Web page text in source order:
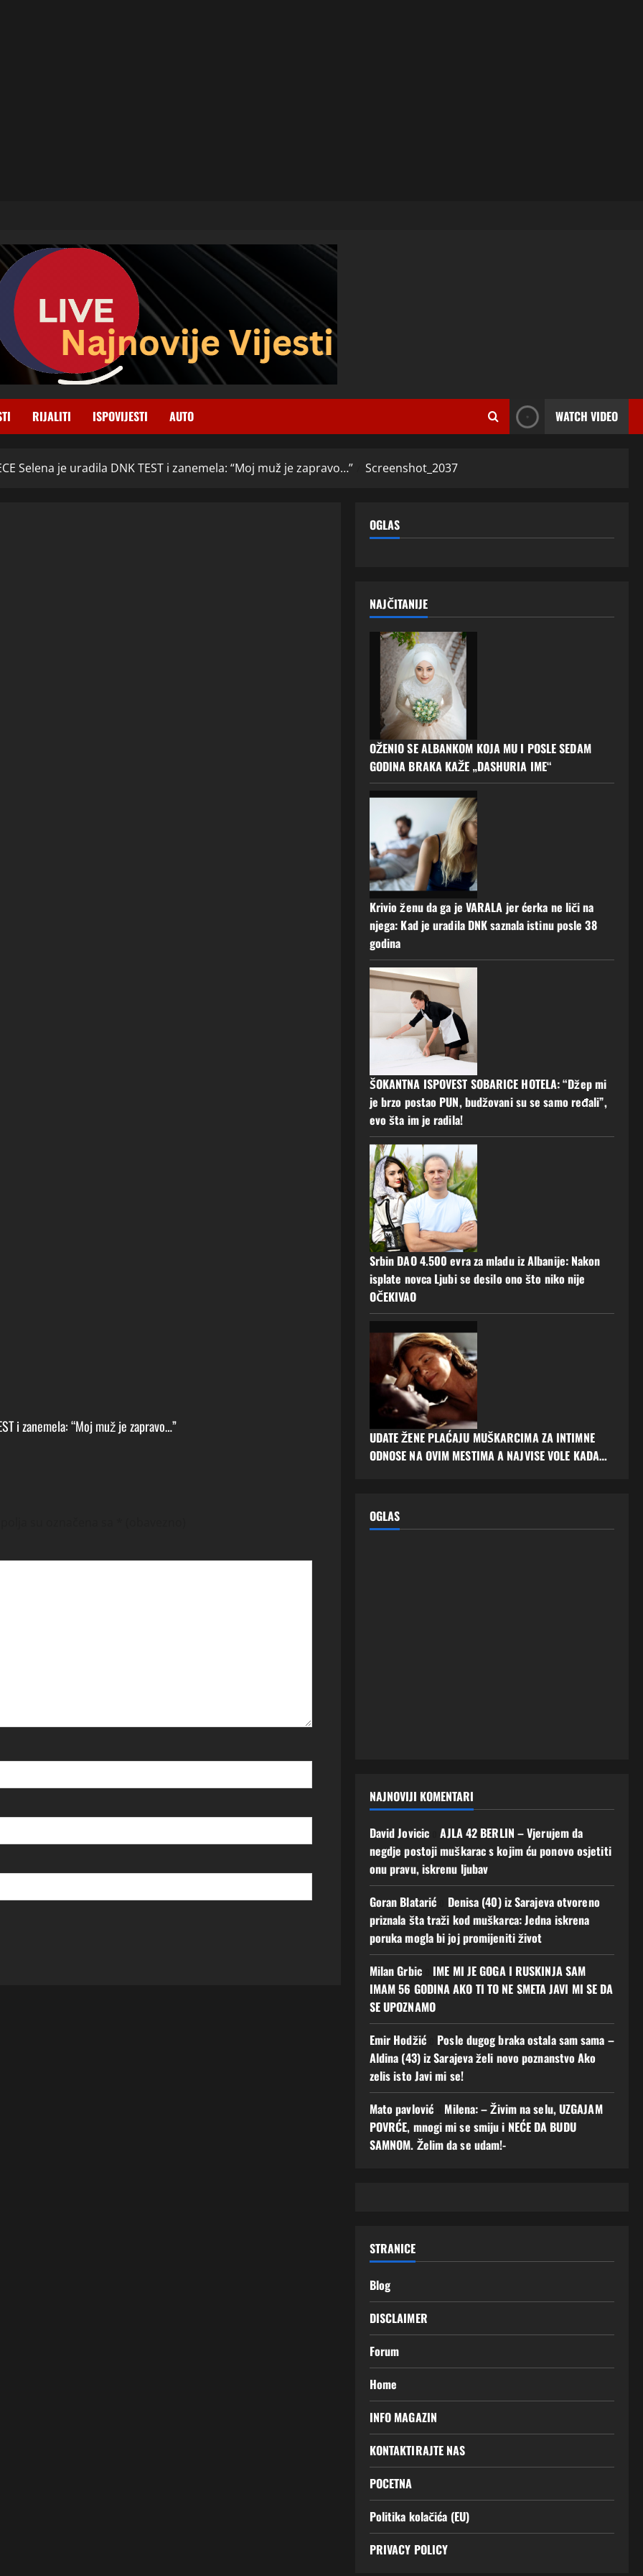
RIJALITI ISPOVIJESTI AUTO WATCH VIDEO
Selena je uradila DNK TEST i zanemela: “Moj muž je zapravo…” Screenshot_2037
i zanemela: “Moj muž je zapravo…”
OGLAS
NAJČITANIJE
OŽENIO SE ALBANKOM KOJA MU I POSLE SEDAM
GODINA BRAKA KAŽE „DASHURIA IME“
Krivio ženu da ga je VARALA jer ćerka ne liči na
njega: Kad je uradila DNK saznala istinu posle 38
godina
ŠOKANTNA ISPOVEST SOBARICE HOTELA: “Džep mi
je brzo postao PUN, budžovani su se samo ređali”,
evo šta im je radila!
Srbin DAO 4.500 evra za mladu iz Albanije: Nakon
isplate novca Ljubi se desilo ono što niko nije
OČEKIVAO
UDATE ŽENE PLAĆAJU MUŠKARCIMA ZA INTIMNE
ODNOSE NA OVIM MESTIMA A NAJVISE VOLE KADA…
OGLAS
NAJNOVIJI KOMENTARI
David Jovicic oAJLA 42 BERLIN – Vjerujem da
negdje postoji muškarac s kojim ću ponovo osjetiti
onu pravu, iskrenu ljubav
Goran Blatarić
Denisa (40) iz Sarajeva otvoreno
priznala šta traži kod muškarca: Jedna iskrena
poruka mogla bi joj promijeniti život
Milan Grbico IME MI JE GOGA I RUSKINJA SAM
IMAM 56 GODINA AKO TI TO NE SMETA JAVI MI SE DA
SE UPOZNAMO
Emir Hodžićo Posle dugog braka ostala sam sama –
Aldina (43) iz Sarajeva želi novo poznanstvo Ako
zelis isto Javi mi se!
Mato pavlović
Milena: – Živim na selu, UZGAJAM
POVRĆE, mnogi mi se smiju i NEĆE DA BUDU
SAMNOM. Želim da se udam!-
STRANICE
Blog
DISCLAIMER
Forum
Home
INFO MAGAZIN
KONTAKTIRAJTE NAS
POCETNA
Politika kolačića (EU)
PRIVACY POLICY